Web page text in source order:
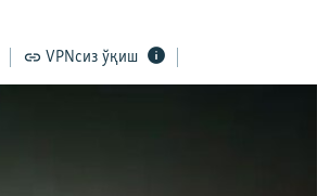
VPNсиз ўқиш